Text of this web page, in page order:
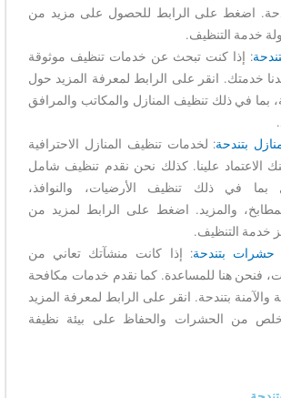
اضغط على الرابط للحصول على مزيد من
خدمة التنظيف.
: إذا كنت تبحث عن خدمات تنظيف موثوقة
خدمتك. انقر على الرابط لمعرفة المزيد حول
بما في ذلك تنظيف المنازل والمكاتب والمرافق
بتندحة: لخدمات تنظيف المنازل الاحترافية
الاعتماد علينا. كذلك نحن نقدم تنظيف شامل
بما في ذلك تنظيف الأرضيات، والنوافذ،
والمزيد. اضغط على الرابط لمزيد من
خدمة التنظيف.
بتندحة: إذا كانت منشآتك تعاني من
فنحن هنا للمساعدة. كما نقدم خدمات مكافحة
والآمنة بتندحة. انقر على الرابط لمعرفة المزيد
من الحشرات والحفاظ على بيئة نظيفة